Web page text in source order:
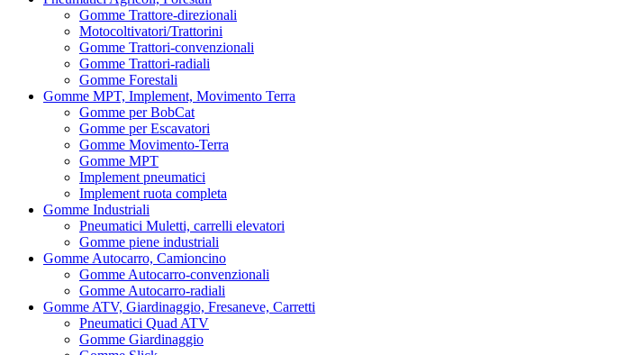
Gomme Trattore-direzionali
Motocoltivatori/Trattorini
Gomme Trattori-convenzionali
Gomme Trattori-radiali
Gomme Forestali
Gomme MPT, Implement, Movimento Terra
Gomme per BobCat
Gomme per Escavatori
Gomme Movimento-Terra
Gomme MPT
Implement pneumatici
Implement ruota completa
Gomme Industriali
Pneumatici Muletti, carrelli elevatori
Gomme piene industriali
Gomme Autocarro, Camioncino
Gomme Autocarro-convenzionali
Gomme Autocarro-radiali
Gomme ATV, Giardinaggio, Fresaneve, Carretti
Pneumatici Quad ATV
Gomme Giardinaggio